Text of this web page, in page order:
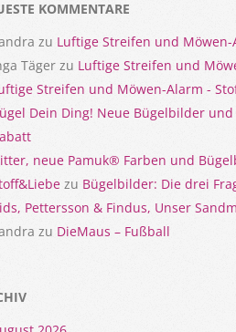
KOMMENTARE
zu Luftige Streifen und Möwen-
Täger zu Luftige Streifen und
Streifen und Möwen-Alarm -
Dein Ding! Neue Bügelbilder
neue Pamuk® Farben und
zu Bügelbilder: Die drei
Pettersson & Findus, Unser
zu DieMaus – Fußball